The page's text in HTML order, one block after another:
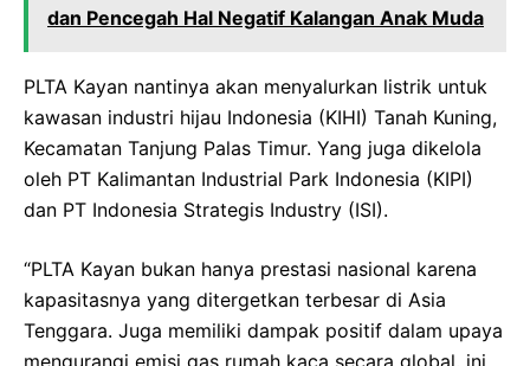
dan Pencegah Hal Negatif Kalangan Anak Muda
PLTA Kayan nantinya akan menyalurkan listrik untuk
kawasan industri hijau Indonesia (KIHI) Tanah Kuning,
Kecamatan Tanjung Palas Timur. Yang juga dikelola
oleh PT Kalimantan Industrial Park Indonesia (KIPI)
dan PT Indonesia Strategis Industry (ISI).
“PLTA Kayan bukan hanya prestasi nasional karena
kapasitasnya yang ditergetkan terbesar di Asia
Tenggara. Juga memiliki dampak positif dalam upaya
mengurangi emisi gas rumah kaca secara global, ini